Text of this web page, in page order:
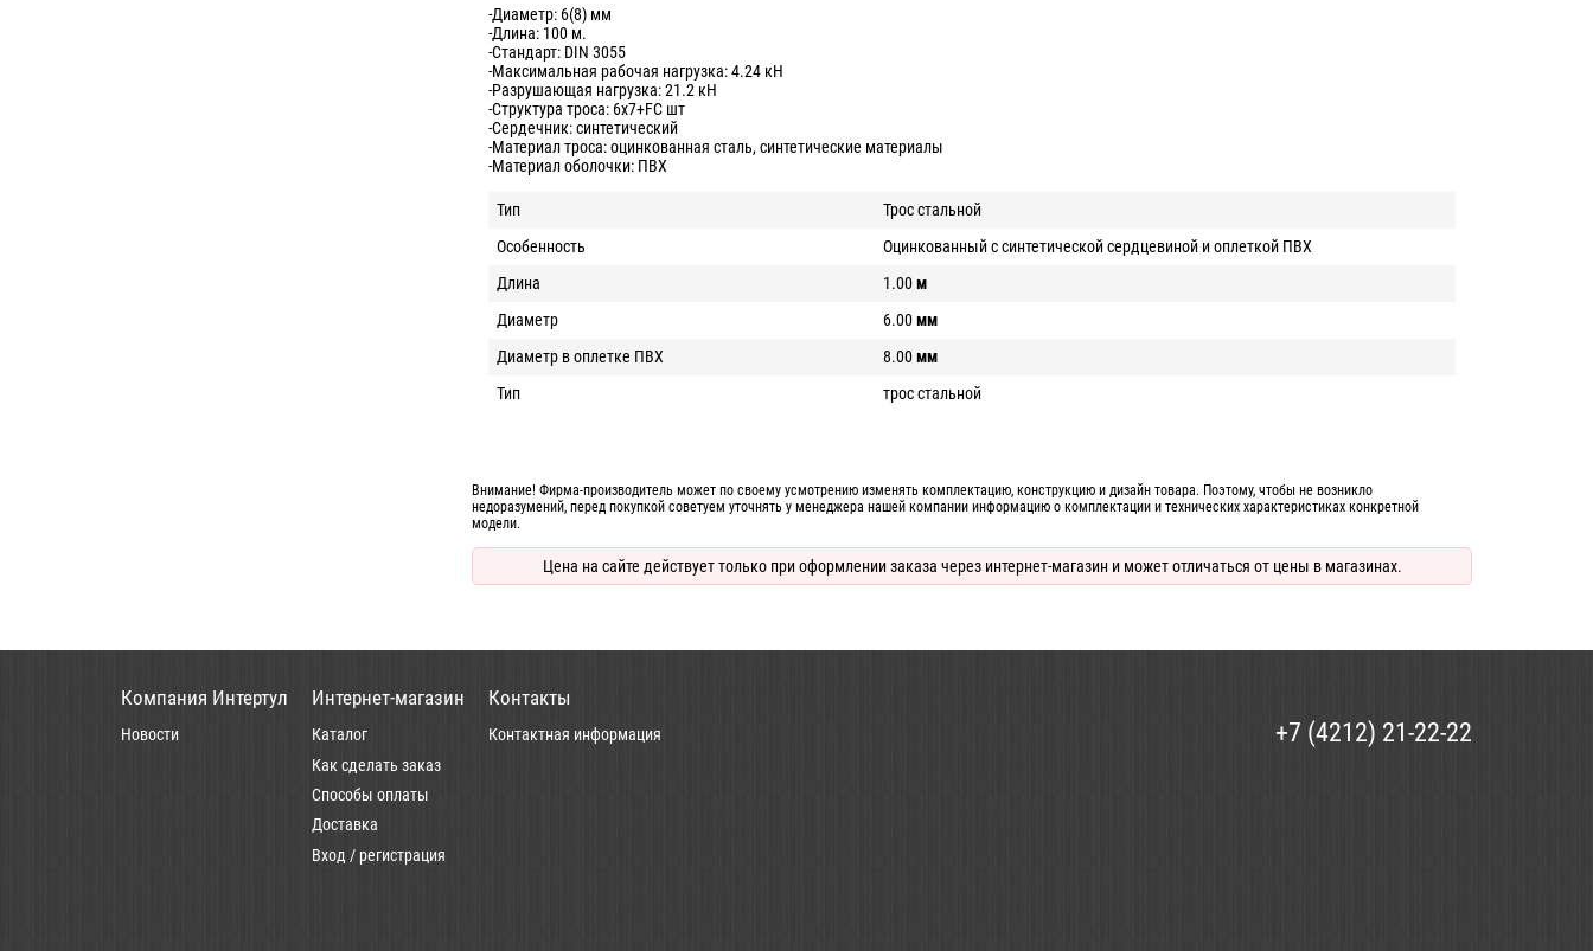
-Диаметр: 6(8) мм
-Длина: 100 м.
-Стандарт: DIN 3055
-Максимальная рабочая нагрузка: 4.24 кН
-Разрушающая нагрузка: 21.2 кН
-Структура троса: 6x7+FC шт
-Сердечник: синтетический
-Материал троса: оцинкованная сталь, синтетические материалы
-Материал оболочки: ПВХ
Тип
Трос стальной
Особенность
Оцинкованный с синтетической сердцевиной и оплеткой ПВХ
Длина
1.00м
Диаметр
6.00мм
Диаметр в оплетке ПВХ
8.00мм
Тип
трос стальной
Внимание! Фирма-производитель может по своему усмотрению изменять комплектацию, конструкцию и дизайн товара. Поэтому, чтобы не возникло
недоразумений, перед покупкой советуем уточнять у менеджера нашей компании информацию о комплектации и технических характеристиках конкретной
модели.
Цена на сайте действует только при оформлении заказа через интернет-магазин и может отличаться от цены в магазинах.
Компания Интертул
Новости
Интернет-магазин
Каталог
Как сделать заказ
Способы оплаты
Доставка
Вход / регистрация
Контакты
Контактная информация +7 (4212) 21-22-22